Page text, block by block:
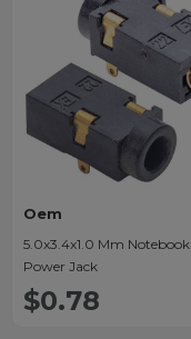
Oem
5.0x3.4x1.0 Mm Notebook
Power Jack
$0.78